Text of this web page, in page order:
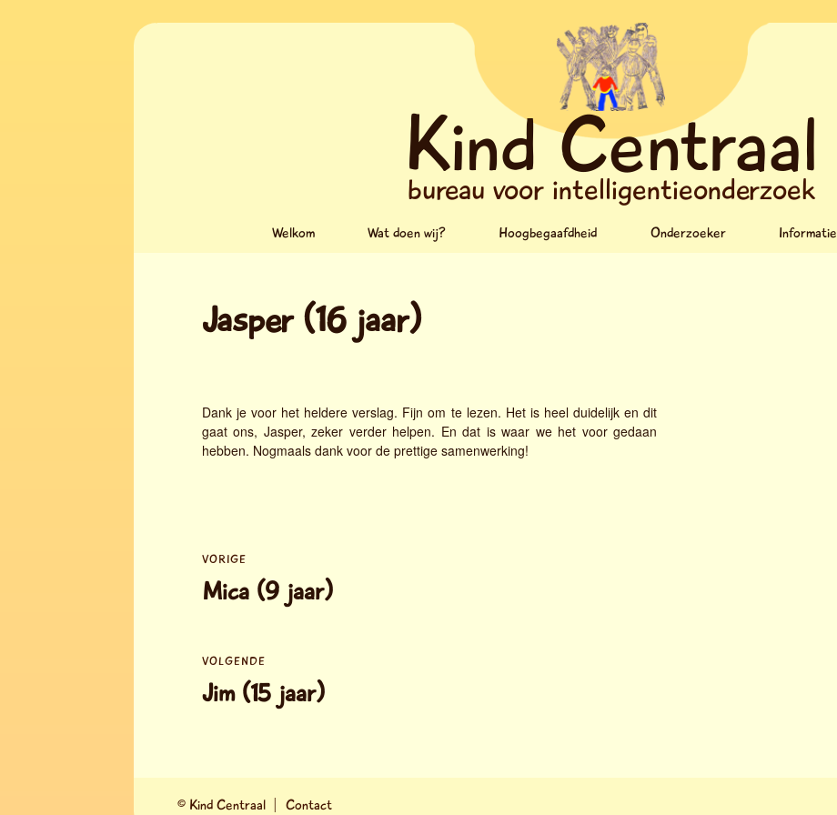
Kind Centraal
bureau voor intelligentieonderzoek
Welkom Wat doen wij? Hoogbegaafdheid Onderzoeker Informatie
Jasper (16 jaar)
Dank je voor het heldere verslag. Fijn om te lezen. Het is heel duidelijk en dit
gaat ons, Jasper, zeker verder helpen. En dat is waar we het voor gedaan
hebben. Nogmaals dank voor de prettige samenwerking!
navigatie
VORIGE
Vorig
bericht:
Mica (9 jaar)
VOLGENDE
Volgend
bericht:
Jim (15 jaar)
© Kind Centraal Contact